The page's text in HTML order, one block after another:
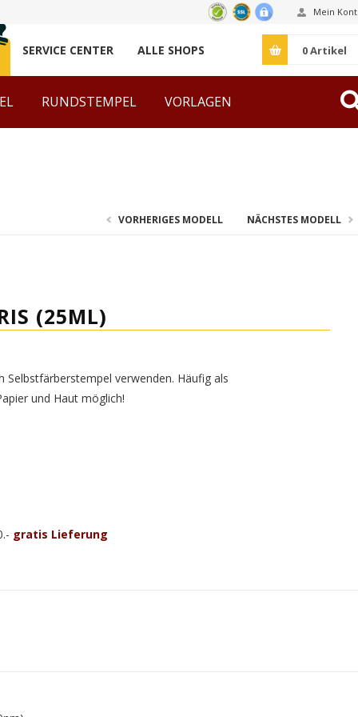
Mein
SERVICE CENTER ALLE SHOPS 0Artikel
RUNDSTEMPEL VORLAGEN
VORHERIGES MODELL NÄCHSTES MODELL
(25ML)
verwenden. Häufig als
und Haut möglich!
gratis Lieferung